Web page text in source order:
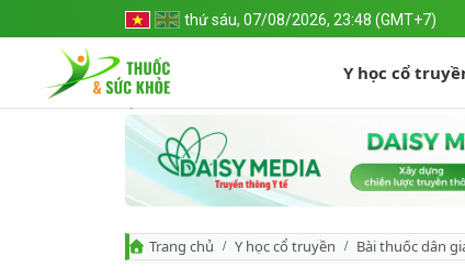
thứ sáu, 07/08/2026, 23:48 (GMT+7)
Y học cổ
Trang chủ Y học cổ truyền Bài thuốc dân